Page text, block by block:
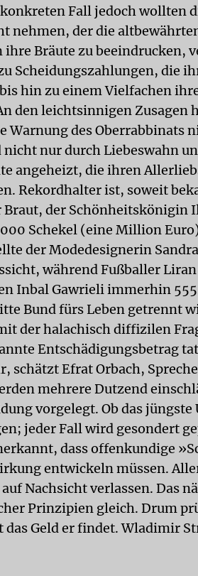
Fall jedoch wollten
nehmen, der die
ihre Bräute zu beeindrucken,
Scheidungszahlungen, die
hin zu einem Vielfachen
den leichtsinnigen Zusagen
des Oberrabbinats
nur durch Liebeswahn
angeheizt, die ihren
Rekordhalter ist, soweit
Braut, der Schönheitskönigin
Schekel (eine Million
der Modedesignerin
während Fußballer
Inbal Gawrieli immerhin
Bund fürs Leben getrennt
der halachisch diffizilen
Entschädigungsbetrag
schätzt Efrat Orbach,
mehrere Dutzend
vorgelegt. Ob das
jeder Fall wird gesondert
dass offenkundige
entwickeln müssen.
Nachsicht verlassen. Das
Prinzipien gleich. Drum
das Geld er findet. Wladimir